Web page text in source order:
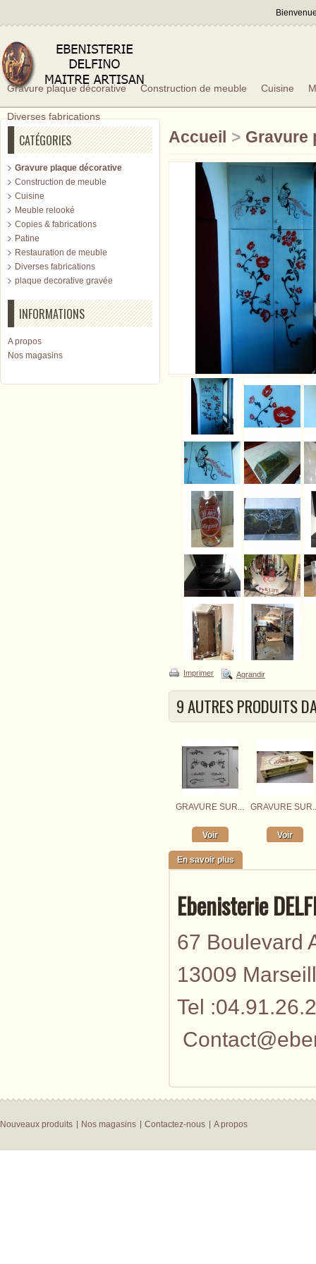
Gravure plaque décorative Construction de meuble Cuisine
Diverses fabrications
CATÉGORIES
Gravure plaque décorative
Construction de meuble
Cuisine
Meuble relooké
Copies & fabrications
Patine
Restauration de meuble
Diverses fabrications
plaque decorative gravée
INFORMATIONS
A propos
Nos magasins
Accueil > Gravure
Imprimer Agrandir
9 AUTRES PRODUITS
GRAVURE SUR...
Voir
GRAVURE
Voir
En savoir plus
Ebenisterie
67 Boulevard
13009
Tel
Nouveaux produits Nos magasins Contactez-nous A propos